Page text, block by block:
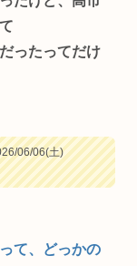
ったってだけ
06/06(土)
て、どっかの